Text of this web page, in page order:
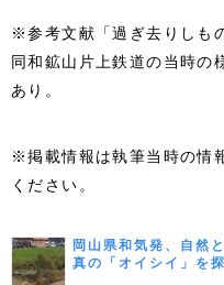
※参考文献「過ぎ去りしも
同和鉱山片上鉄道の当時の
あり。
※掲載情報は執筆当時の情
ください。
岡山県和気発、自然
真の「オイシイ」を探